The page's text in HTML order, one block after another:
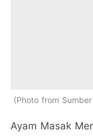
Photo from
Ayam Masak